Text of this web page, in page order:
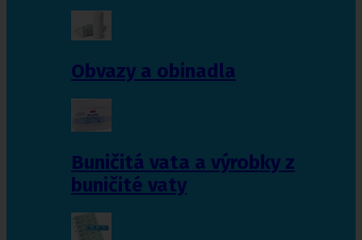
Obvazy a obinadla
Buničitá vata a výrobky z
buničité vaty